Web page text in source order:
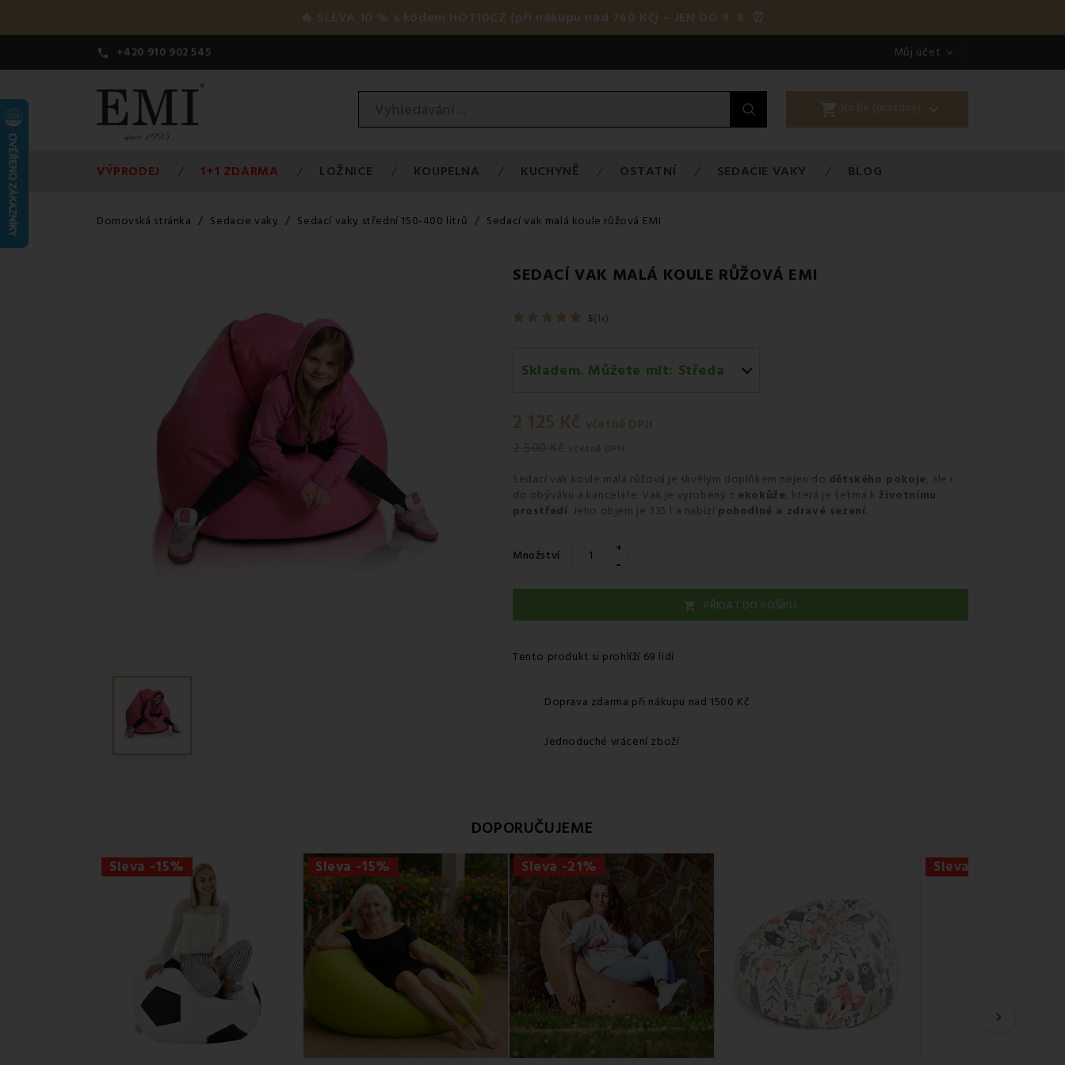
🔥 SLEVA 10 % s kódem HOT10CZ (při nákupu nad 760 Kč) – JEN DO 9. 8. ⏰
 +420 910 902 545 Můj účet 
shopping_cart Košík (prázdný) 
VÝPRODEJ 1+1 ZDARMA LOŽNICE KOUPELNA KUCHYNĚ OSTATNÍ SEDACIE VAKY BLOG
Domovská stránka Sedacie vaky Sedací vaky střední 150-400 litrů Sedací vak malá koule růžová EMI
SEDACÍ VAK MALÁ KOULE RŮŽOVÁ EMI
5(1x)
Skladem. Můžete mít: Středa
2 125 Kč včetně DPH
Sedací vak koule malá růžová je skvělým doplňkem nejen do dětského pokoje, ale i
do obýváku a kanceláře. Vak je vyrobený z ekokůže, která je šetrná k životnímu
prostředí . Jeho objem je 335 l a nabízí pohodlné a zdravé sezení
Množství +
-
 PŘIDAT DO KOŠÍKU
Tento produkt si prohlíží 69 lidí
Doprava zdarma při nákupu nad 1500 Kč
Jednoduché vrácení zboží
DOPORUČUJEME
Sleva -15% Sleva -15% Sleva -21% Sleva -21%
›